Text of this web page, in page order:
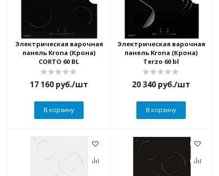
Электрическая варочная
панель Krona (Крона)
CORTO 60 BL
17 160 руб./шт
В корзину
Электрическая варочная
панель Krona (Крона)
Terzo 60 bl
20 340 руб./шт
В корзину